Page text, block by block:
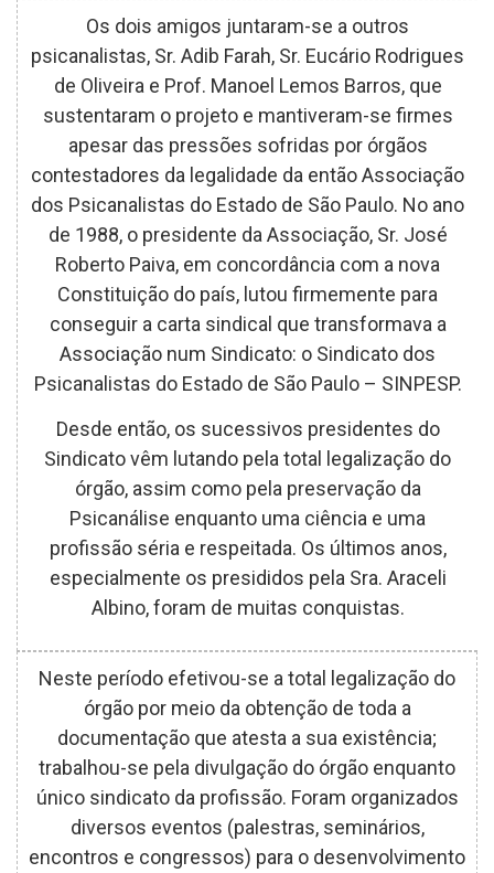
Os dois amigos juntaram-se a outros
psicanalistas, Sr. Adib Farah, Sr. Eucário Rodrigues
de Oliveira e Prof. Manoel Lemos Barros, que
sustentaram o projeto e mantiveram-se firmes
apesar das pressões sofridas por órgãos
contestadores da legalidade da então Associação
dos Psicanalistas do Estado de São Paulo. No ano
de 1988, o presidente da Associação, Sr. José
Roberto Paiva, em concordância com a nova
Constituição do país, lutou firmemente para
conseguir a carta sindical que transformava a
Associação num Sindicato: o Sindicato dos
Psicanalistas do Estado de São Paulo – SINPESP.
Desde então, os sucessivos presidentes do
Sindicato vêm lutando pela total legalização do
órgão, assim como pela preservação da
Psicanálise enquanto uma ciência e uma
profissão séria e respeitada. Os últimos anos,
especialmente os presididos pela Sra. Araceli
Albino, foram de muitas conquistas.
Neste período efetivou-se a total legalização do
órgão por meio da obtenção de toda a
documentação que atesta a sua existência;
trabalhou-se pela divulgação do órgão enquanto
único sindicato da profissão. Foram organizados
diversos eventos (palestras, seminários,
encontros e congressos) para o desenvolvimento